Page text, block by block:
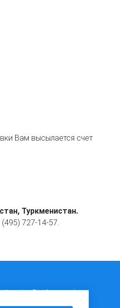
Вам высылается счет
Туркменистан.
727-14-57.
sales@safecontrol.ru